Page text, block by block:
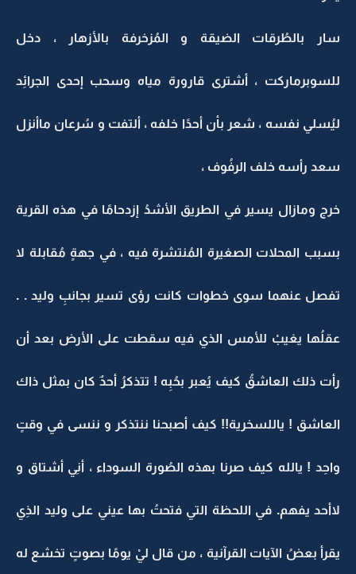
سار بالطُرقات الضيقة و المُزخرفة بالأزهار ، دخل
للسوبرماركت ، أشترى قارورة مياه وسحب إحدى الجرائِد
ليُسلي نفسه ، شعر بأن أحدًا خلفه ، ألتفت و سُرعان ماأنزل
سعد رأسه خلف الرفُوف ،
خرج ومازال يسير في الطريق الأشدُ إزدحامًا في هذه القرية
بسبب المحلات الصغيرة المُنتشرة فيه ، في جهةٍ مُقابلة لا
تفصل عنهما سوى خطوات كانت رؤى تسير بجانبِ وليد . .
عقلُها يغيبْ للأمس الذي فيه سقطت على الأرض بعد أن
رأت ذلك العاشقُ كيف يُعبر بحُبِه ! تتذكرُ أحدٌ كان بمثل ذاك
العاشق ! ياللسخرية!! كيف أصبحنا ننتذكر و ننسى في وقتٍ
واحِد ! يالله كيف صرنا بهذه الصُورة السوداء ، أنِي أشتاق و
لاأحد يفهم. في اللحظة التي فتحتُ بها عيني على وليد الذِي
يقرأ بعضُ الآيات القرآنية ، من قال ليْ يومًا بصوتٍ تخشع له